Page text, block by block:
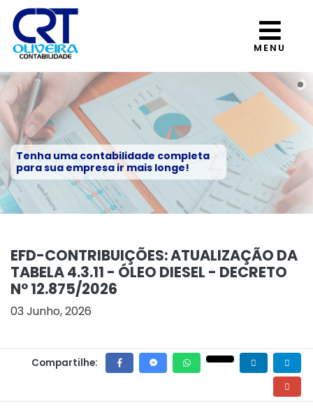
MENU
Tenha uma contabilidade completa
para sua empresa ir mais longe!
EFD-CONTRIBUIÇÕES: ATUALIZAÇÃO DA
TABELA 4.3.11 - ÓLEO DIESEL - DECRETO
Nº 12.875/2026
03 Junho, 2026
Compartilhe: